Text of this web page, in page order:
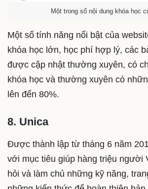
Một trong số nội dung khóa học
Một số tính năng nổi bật của
khóa học lớn, học phí hợp lý, các
được cập nhật thường xuyên, có
khóa học và thường xuyên có
lên đến 80%.
8. Unica
Được thành lập từ tháng 6 năm
với mục tiêu giúp hàng triệu người
hỏi và làm chủ những kỹ năng,